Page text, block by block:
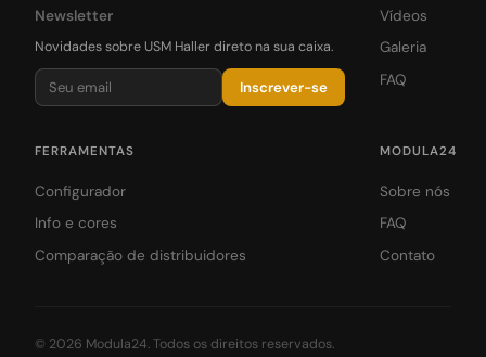
Newsletter
Novidades sobre USM Haller direto na sua caixa.
Inscrever-se
Vídeos
Galeria
FAQ
FERRAMENTAS
Configurador
Info e cores
Comparação de distribuidores
MODULA24
Sobre nós
FAQ
Contato
© 2026 Modula24. Todos os direitos reservados.